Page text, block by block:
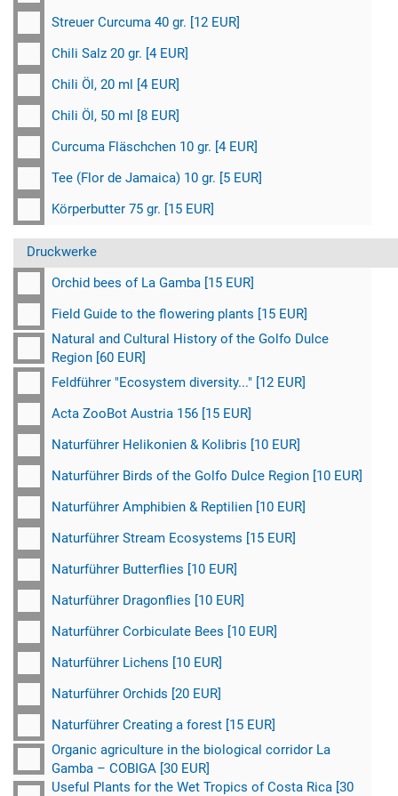
Streuer Curcuma 40 gr. [12 EUR]
Chili Salz 20 gr. [4 EUR]
Chili Öl, 20 ml [4 EUR]
Chili Öl, 50 ml [8 EUR]
Curcuma Fläschchen 10 gr. [4 EUR]
Tee (Flor de Jamaica) 10 gr. [5 EUR]
Körperbutter 75 gr. [15 EUR]
Druckwerke
Orchid bees of La Gamba [15 EUR]
Field Guide to the flowering plants [15 EUR]
Natural and Cultural History of the Golfo Dulce
Region [60 EUR]
Feldführer "Ecosystem diversity..." [12 EUR]
Acta ZooBot Austria 156 [15 EUR]
Naturführer Helikonien & Kolibris [10 EUR]
Naturführer Birds of the Golfo Dulce Region [10 EUR]
Naturführer Amphibien & Reptilien [10 EUR]
Naturführer Stream Ecosystems [15 EUR]
Naturführer Butterflies [10 EUR]
Naturführer Dragonflies [10 EUR]
Naturführer Corbiculate Bees [10 EUR]
Naturführer Lichens [10 EUR]
Naturführer Orchids [20 EUR]
Naturführer Creating a forest [15 EUR]
Organic agriculture in the biological corridor La
Gamba – COBIGA [30 EUR]
Useful Plants for the Wet Tropics of Costa Rica [30